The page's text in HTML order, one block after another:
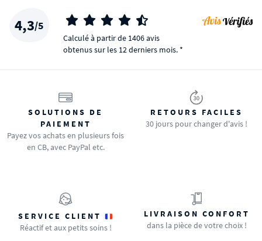
4,3/5
Calculé à partir de 1406 avis
obtenus sur les 12 derniers mois. *
SOLUTIONS DE
PAIEMENT
Payez vos achats en plusieurs fois
en CB, avec PayPal etc.
RETOURS FACILES
30 jours pour changer d'avis !
SERVICE CLIENT
Réactif et aux petits soins !
LIVRAISON CONFORT
dans la pièce de votre choix !